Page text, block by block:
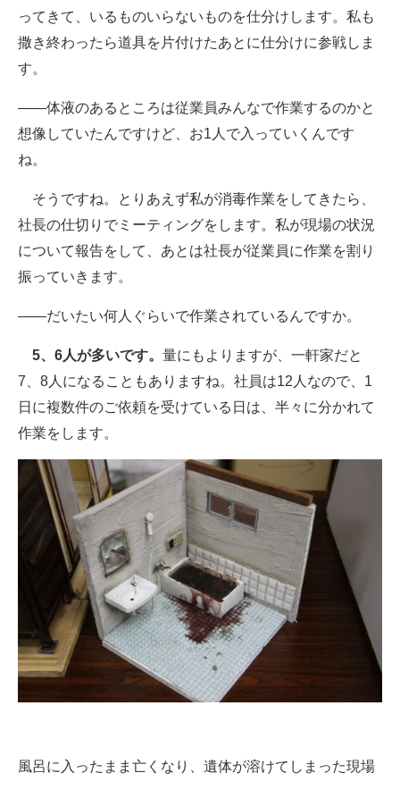
ってきて、いるものいらないものを仕分けします。私も
撒き終わったら道具を片付けたあとに仕分けに参戦しま
す。
――体液のあるところは従業員みんなで作業するのかと
想像していたんですけど、お1人で入っていくんです
ね。
そうですね。とりあえず私が消毒作業をしてきたら、
社長の仕切りでミーティングをします。私が現場の状況
について報告をして、あとは社長が従業員に作業を割り
振っていきます。
――だいたい何人ぐらいで作業されているんですか。
5、6人が多いです。 量にもよりますが、一軒家だと
7、8人になることもありますね。社員は12人なので、1
日に複数件のご依頼を受けている日は、半々に分かれて
作業をします。
風呂に入ったまま亡くなり、遺体が溶けてしまった現場